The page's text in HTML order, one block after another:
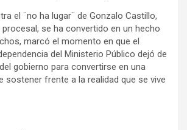
el ¨no ha lugar¨ de Gonzalo Castillo,
se ha convertido en un hecho
marcó el momento en que el
del Ministerio Público dejó de
gobierno para convertirse en una
sostener frente a la realidad que se vive